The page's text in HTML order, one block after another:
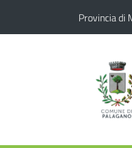
Provincia di